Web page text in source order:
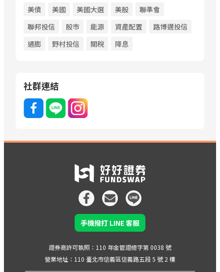
美債
美國 美國大選 美股
聯準會
聯邦投信
股市 能源 資產配置
路博邁投信
通膨
野村投信 關稅 降息
社群連結
手機撥打 LINE 客服
證券商許可執照：110 年金管證總字第 0038 號
營業地址：110 臺北市信義區信義路五段 5 號 2 樓